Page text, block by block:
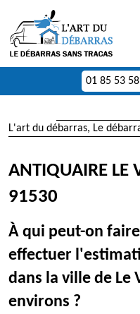
01 85 53
L'art du débarras, Le
ANTIQUAIRE LE
91530
À qui peut-on
effectuer
dans la ville de Le
environs ?